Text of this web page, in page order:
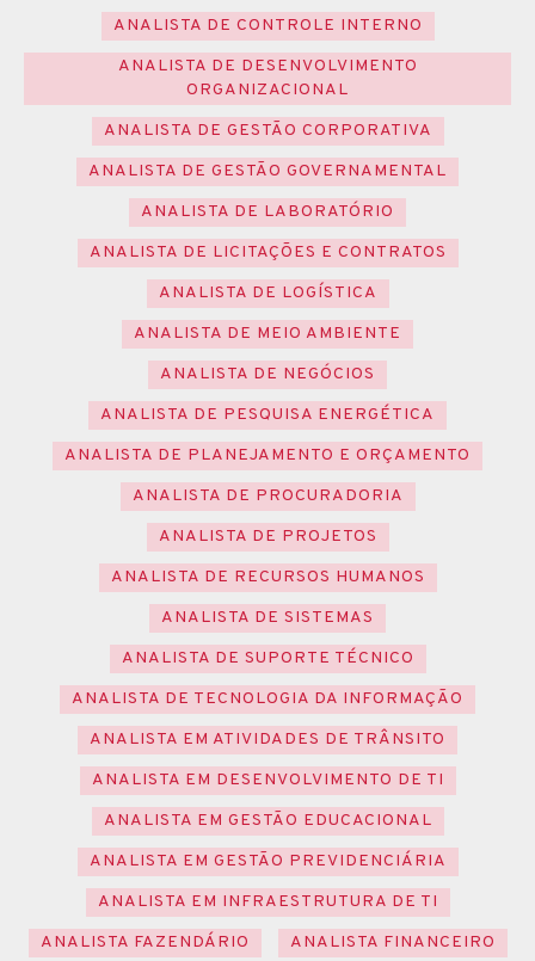
ANALISTA DE CONTROLE INTERNO
ANALISTA DE DESENVOLVIMENTO
ORGANIZACIONAL
ANALISTA DE GESTÃO CORPORATIVA
ANALISTA DE GESTÃO GOVERNAMENTAL
ANALISTA DE LABORATÓRIO
ANALISTA DE LICITAÇÕES E CONTRATOS
ANALISTA DE LOGÍSTICA
ANALISTA DE MEIO AMBIENTE
ANALISTA DE NEGÓCIOS
ANALISTA DE PESQUISA ENERGÉTICA
ANALISTA DE PLANEJAMENTO E ORÇAMENTO
ANALISTA DE PROCURADORIA
ANALISTA DE PROJETOS
ANALISTA DE RECURSOS HUMANOS
ANALISTA DE SISTEMAS
ANALISTA DE SUPORTE TÉCNICO
ANALISTA DE TECNOLOGIA DA INFORMAÇÃO
ANALISTA EM ATIVIDADES DE TRÂNSITO
ANALISTA EM DESENVOLVIMENTO DE TI
ANALISTA EM GESTÃO EDUCACIONAL
ANALISTA EM GESTÃO PREVIDENCIÁRIA
ANALISTA EM INFRAESTRUTURA DE TI
ANALISTA FAZENDÁRIO
ANALISTA FINANCEIRO